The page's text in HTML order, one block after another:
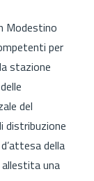
Modestino
per
stazione
del
distribuzione
della
allestita una